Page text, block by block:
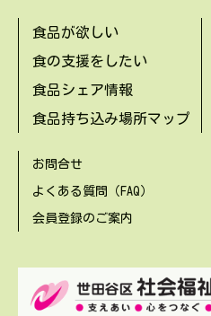
食品が欲しい
食の支援をしたい
食品シェア情報
食品持ち込み場所マップ
お問合せ
よくある質問（FAQ）
会員登録のご案内